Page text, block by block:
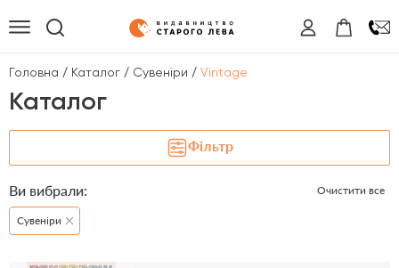
Головна / Каталог / Сувеніри / Vintage
Каталог
Фільтр
Ви вибрали: Очистити все
Сувеніри